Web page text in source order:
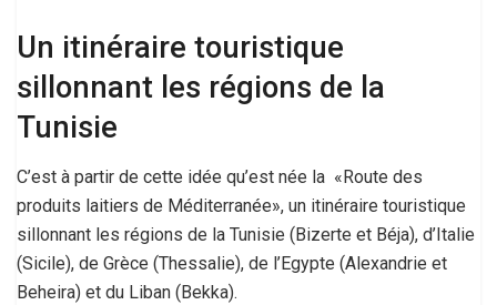
Un itinéraire touristique
sillonnant les régions de la
Tunisie
C’est à partir de cette idée qu’est née la «Route des
produits laitiers de Méditerranée», un itinéraire touristique
sillonnant les régions de la Tunisie (Bizerte et Béja), d’Italie
(Sicile), de Grèce (Thessalie), de l’Egypte (Alexandrie et
Beheira) et du Liban (Bekka).